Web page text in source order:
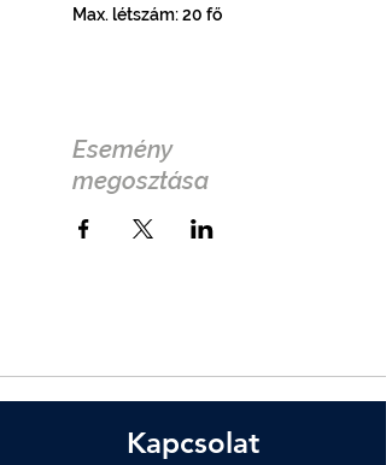
Max. létszám: 20 fő
Esemény
megosztása
Kapcsolat